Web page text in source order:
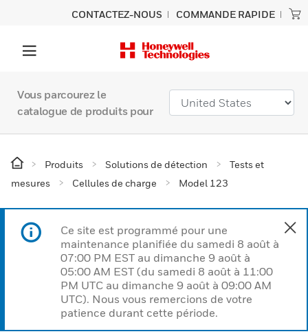
CONTACTEZ-NOUS COMMANDE RAPIDE
Vous parcourez le
catalogue de produits pour
Produits Solutions de détection
Tests et
mesures
Cellules de charge Model 123
Ce site est programmé pour une
maintenance planifiée du samedi 8 août à
07:00 PM EST au dimanche 9 août à
05:00 AM EST (du samedi 8 août à 11:00
PM UTC au dimanche 9 août à 09:00 AM
UTC). Nous vous remercions de votre
patience durant cette période.